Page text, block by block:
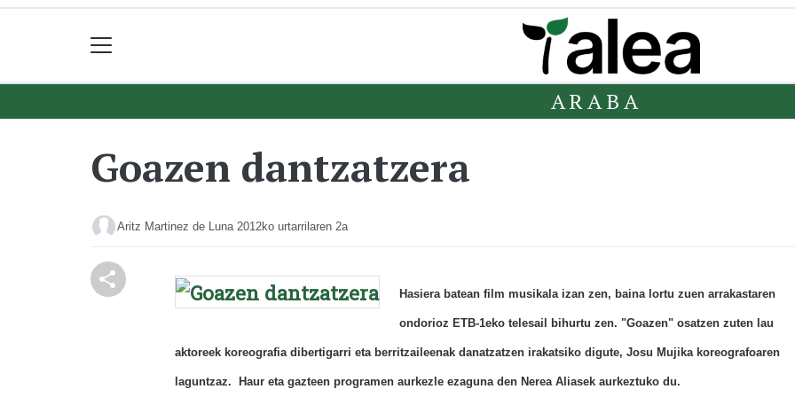
ARABA
Goazen dantzatzera
Aritz Martinez de Luna 2012ko urtarrilaren 2a
Hasiera batean film musikala izan zen, baina lortu zuen arrakastaren
ondorioz ETB-1eko telesail bihurtu zen. "Goazen" osatzen zuten lau
aktoreek koreografia dibertigarri eta berritzaileenak danatzatzen irakatsiko digute, Josu Mujika koreografoaren
laguntzaz. Haur eta gazteen programen aurkezle ezaguna den Nerea Aliasek aurkeztuko du.